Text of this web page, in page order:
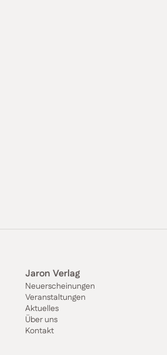
Jaron Verlag
Neuerscheinungen
Veranstaltungen
Aktuelles
Über uns
Kontakt